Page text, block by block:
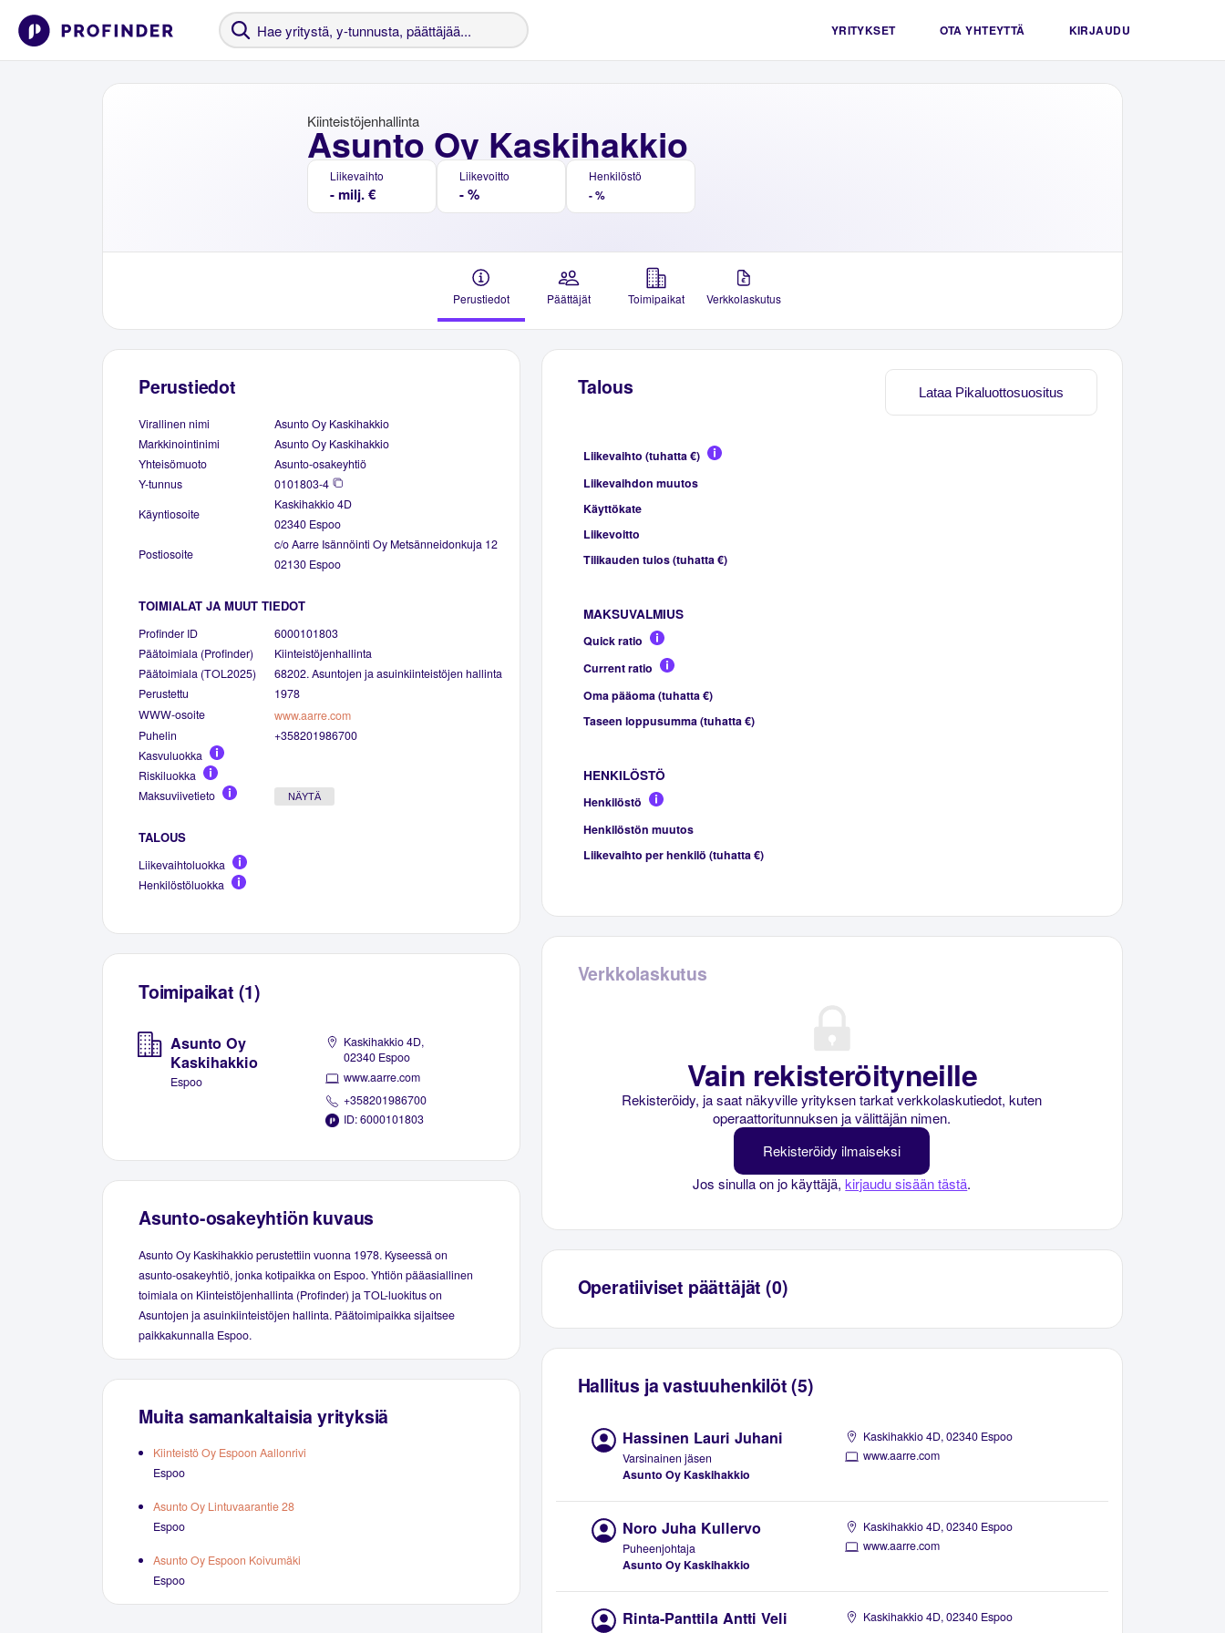
YRITYKSET OTA YHTEYTTÄ KIRJAUDU
Asunto Oy Kaskihakkio
Kiinteistöjenhallinta
Liikevaihto
- milj. €
Liikevoitto
- %
Henkilöstö
- %
Perustiedot Päättäjät Toimipaikat Verkkolaskutus
Perustiedot
Virallinen nimi
Asunto Oy Kaskihakkio
Markkinointinimi
Asunto Oy Kaskihakkio
Yhteisömuoto
Asunto-osakeyhtiö
Y-tunnus
0101803-4
Käyntiosoite
Kaskihakkio 4D
02340 Espoo
Postiosoite
c/o Aarre Isännöinti Oy Metsänneidonkuja 12
02130 Espoo
TOIMIALAT JA MUUT TIEDOT
Profinder ID
6000101803
Päätoimiala (Profinder)
Kiinteistöjenhallinta
Päätoimiala (TOL2025)
68202. Asuntojen ja asuinkiinteistöjen hallinta
Perustettu
1978
WWW-osoite
www.aarre.com
Puhelin
+358201986700
Kasvuluokka
Riskiluokka
Maksuviivetieto
NÄYTÄ
TALOUS
Liikevaihtoluokka
Henkilöstöluokka
Toimipaikat (1)
Asunto Oy
Kaskihakkio
Espoo
Kaskihakkio 4D,
02340 Espoo
www.aarre.com
+358201986700
ID: 6000101803
Asunto-osakeyhtiön kuvaus
Asunto Oy Kaskihakkio perustettiin vuonna 1978. Kyseessä on
asunto-osakeyhtiö, jonka kotipaikka on Espoo. Yhtiön pääasiallinen
toimiala on Kiinteistöjenhallinta (Profinder) ja TOL-luokitus on
Asuntojen ja asuinkiinteistöjen hallinta. Päätoimipaikka sijaitsee
paikkakunnalla Espoo.
Muita samankaltaisia yrityksiä
Kiinteistö Oy Espoon Aallonrivi
Espoo
Asunto Oy Lintuvaarantie 28
Espoo
Asunto Oy Espoon Koivumäki
Espoo
Lataa Pikaluottosuositus
Talous
Liikevaihto (tuhatta €)
Liikevaihdon muutos
Käyttökate
Liikevoitto
Tilikauden tulos (tuhatta €)
MAKSUVALMIUS
Quick ratio
Current ratio
Oma pääoma (tuhatta €)
Taseen loppusumma (tuhatta €)
HENKILÖSTÖ
Henkilöstö
Henkilöstön muutos
Liikevaihto per henkilö (tuhatta €)
Verkkolaskutus
Vain rekisteröityneille
Rekisteröidy, ja saat näkyville yrityksen tarkat verkkolaskutiedot, kuten
operaattoritunnuksen ja välittäjän nimen.
Rekisteröidy ilmaiseksi
Jos sinulla on jo käyttäjä,kirjaudu sisään tästä.
Operatiiviset päättäjät (0)
Hallitus ja vastuuhenkilöt (5)
Hassinen Lauri Juhani
Varsinainen jäsen
Asunto Oy Kaskihakkio
Kaskihakkio 4D, 02340 Espoo
www.aarre.com
Noro Juha Kullervo
Puheenjohtaja
Asunto Oy Kaskihakkio
Kaskihakkio 4D, 02340 Espoo
www.aarre.com
Rinta-Panttila Antti Veli
Kaskihakkio 4D, 02340 Espoo